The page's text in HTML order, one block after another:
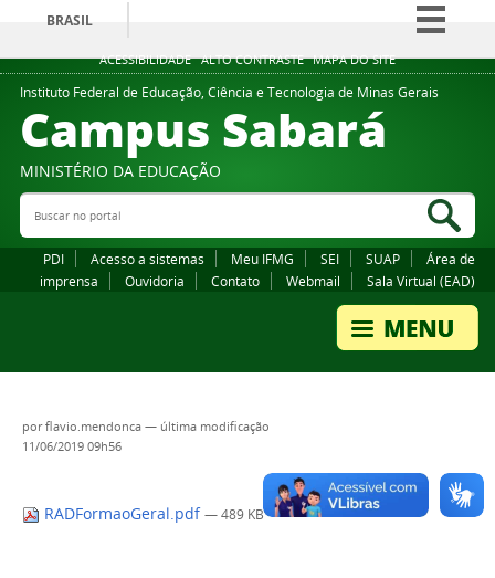
ACESSIBILIDADE ALTO CONTRASTE MAPA DO SITE
BRASIL
Simplifique!
Comunica BR
Participe
Legislação
Instituto Federal de Educação, Ciência e Tecnologia de Minas Gerais
Campus Sabará
MINISTÉRIO DA EDUCAÇÃO
Buscar no portal
PDI Acesso a sistemas Meu IFMG SEI SUAP
Área de
imprensa
Ouvidoria Contato Webmail Sala Virtual (EAD)
porflavio.mendonca — última modificação
11/06/2019 09h56
RADFormaoGeral.pdf — 489 KB